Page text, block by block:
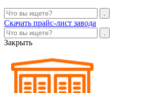
Скачать прайс-лист завода
Закрыть